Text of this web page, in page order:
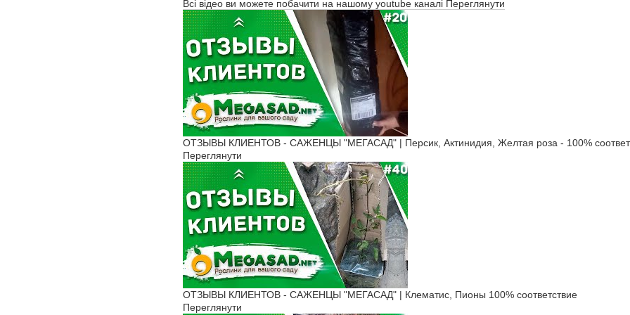
Всі відео ви можете побачити на нашому youtube каналі Переглянути
ОТЗЫВЫ КЛИЕНТОВ - САЖЕНЦЫ "МЕГАСАД" | Персик, Актинидия, Желтая роза - 100%
Переглянути
ОТЗЫВЫ КЛИЕНТОВ - САЖЕНЦЫ "МЕГАСАД" | Клематис, Пионы 100% соответствие
Переглянути